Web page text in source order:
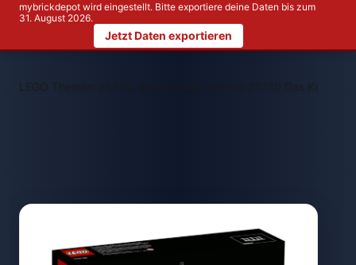
mybrickdepot wird eingestellt. Bitte exportiere deine Daten bis zum
31. August 2026.
Jetzt Daten exportieren
LEGO Themen > LEGO 21030 Das Kapitol